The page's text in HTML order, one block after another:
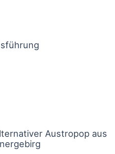
Austropop aus